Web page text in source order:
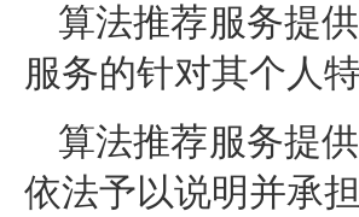
算法推荐服务提
服务的针对其个人
算法推荐服务提
依法予以说明并承